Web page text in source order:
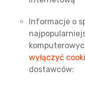
Informacje o
wyłączyć
dostawców: